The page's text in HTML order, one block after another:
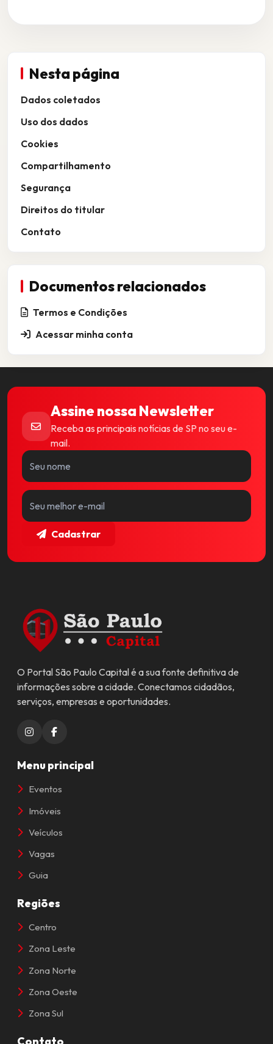
Nesta página
Dados coletados
Uso dos dados
Cookies
Compartilhamento
Segurança
Direitos do titular
Contato
Documentos relacionados
Termos e Condições
Acessar minha conta
Assine nossa Newsletter
Receba as principais notícias de SP no seu e-
mail.
Cadastrar
O Portal São Paulo Capital é a sua fonte definitiva de
informações sobre a cidade. Conectamos cidadãos,
serviços, empresas e oportunidades.
Menu principal
Eventos
Imóveis
Veículos
Vagas
Guia
Regiões
Centro
Zona Leste
Zona Norte
Zona Oeste
Zona Sul